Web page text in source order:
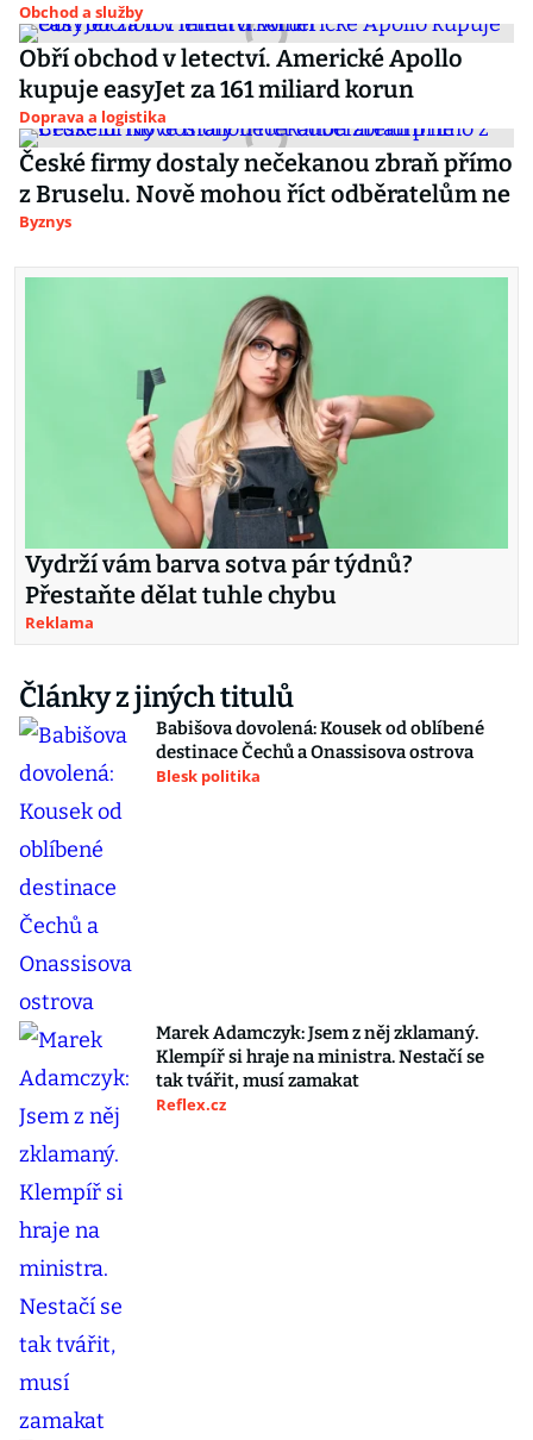
Obchod a služby
Obří obchod v letectví. Americké Apollo
kupuje easyJet za 161 miliard korun
Doprava a logistika
České firmy dostaly nečekanou zbraň přímo
z Bruselu. Nově mohou říct odběratelům ne
Byznys
Vydrží vám barva sotva pár týdnů?
Přestaňte dělat tuhle chybu
Reklama
Články z jiných titulů
Babišova dovolená: Kousek od oblíbené
destinace Čechů a Onassisova ostrova
Blesk politika
Marek Adamczyk: Jsem z něj zklamaný.
Klempíř si hraje na ministra. Nestačí se
tak tvářit, musí zamakat
Reflex.cz